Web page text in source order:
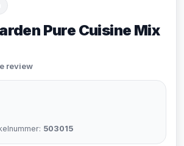
Pure Cuisine Mix
review
503015